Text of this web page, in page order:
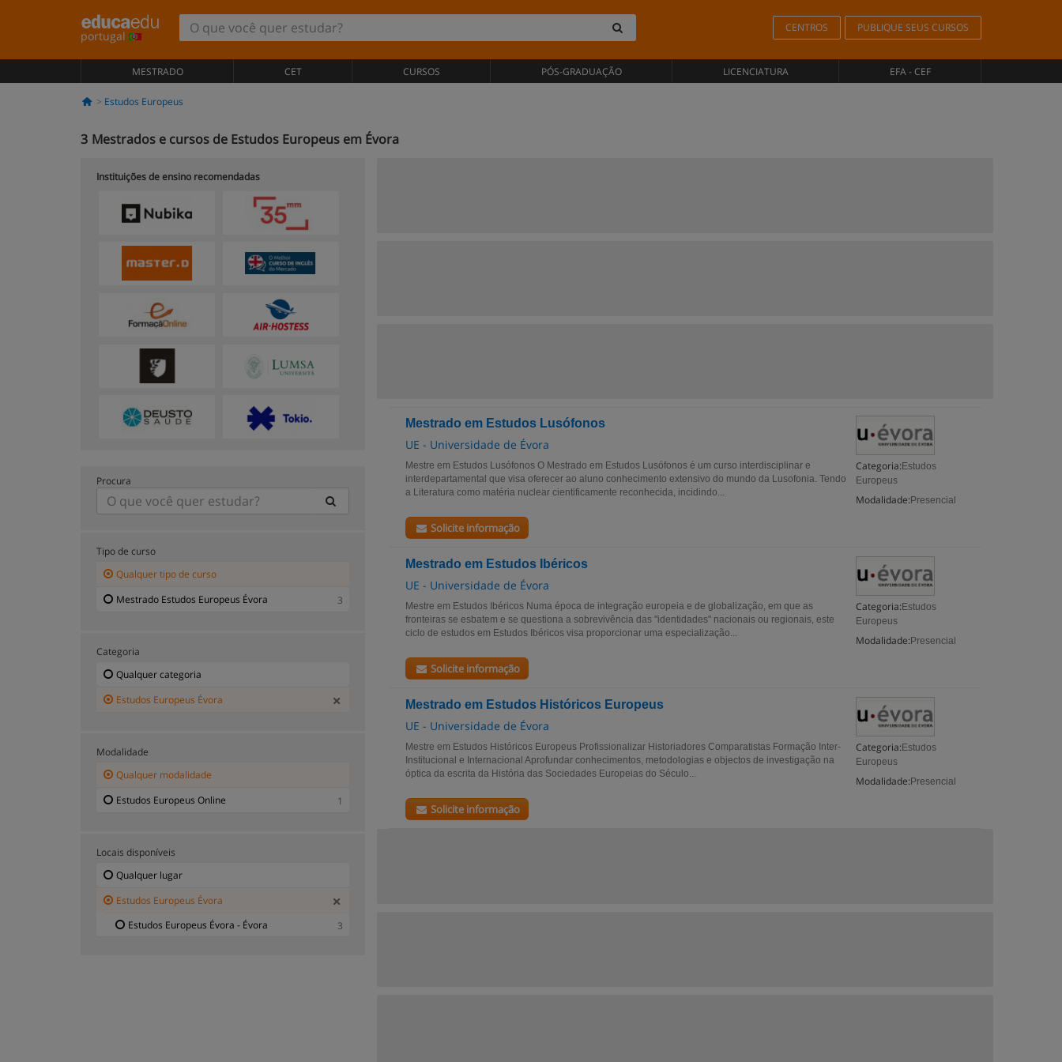
portugal
CENTROS PUBLIQUE SEUS CURSOS
MESTRADO CET CURSOS PÓS-GRADUAÇÃO LICENCIATURA EFA - CEF
Estudos Europeus
3 Mestrados e cursos de Estudos Europeus em Évora
Mestrado em Estudos Lusófonos
UE - Universidade de Évora
Categoria: Estudos
Europeus
Modalidade: Presencial
Mestre em Estudos Lusófonos O Mestrado em Estudos Lusófonos é um curso interdisciplinar e
interdepartamental que visa oferecer ao aluno conhecimento extensivo do mundo da Lusofonia. Tendo
a Literatura como matéria nuclear cientificamente reconhecida, incidindo...
Solicite informação
Mestrado em Estudos Ibéricos
UE - Universidade de Évora
Categoria: Estudos
Europeus
Modalidade: Presencial
Mestre em Estudos Ibéricos Numa época de integração europeia e de globalização, em que as
fronteiras se esbatem e se questiona a sobrevivência das "identidades" nacionais ou regionais, este
ciclo de estudos em Estudos Ibéricos visa proporcionar uma especialização...
Solicite informação
Mestrado em Estudos Históricos Europeus
UE - Universidade de Évora
Categoria: Estudos
Europeus
Modalidade: Presencial
Mestre em Estudos Históricos Europeus Profissionalizar Historiadores Comparatistas Formação Inter-
Institucional e Internacional Aprofundar conhecimentos, metodologias e objectos de investigação na
óptica da escrita da História das Sociedades Europeias do Século...
Solicite informação
Instituições de ensino recomendadas
Procura
Tipo de curso
Qualquer tipo de curso
Mestrado Estudos Europeus Évora
3
Categoria
Qualquer categoria
Estudos Europeus Évora
Modalidade
Qualquer modalidade
Estudos Europeus Online
1
Locais disponíveis
Qualquer lugar
Estudos Europeus Évora
Estudos Europeus Évora - Évora
3